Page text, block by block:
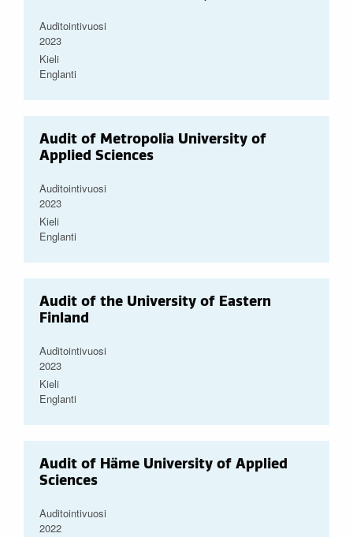
Auditointivuosi
2023
Kieli
Englanti
Audit of Metropolia University of
Applied Sciences
Auditointivuosi
2023
Kieli
Englanti
Audit of the University of Eastern
Finland
Auditointivuosi
2023
Kieli
Englanti
Audit of Häme University of Applied
Sciences
Auditointivuosi
2022